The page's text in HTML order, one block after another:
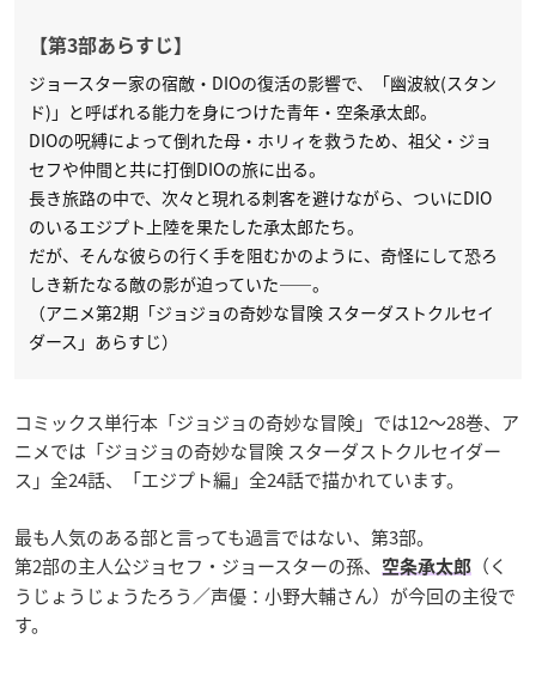
【第3部あらすじ】
ジョースター家の宿敵・DIOの復活の影響で、「幽波紋(スタン
ド)」と呼ばれる能力を身につけた青年・空条承太郎。
DIOの呪縛によって倒れた母・ホリィを救うため、祖父・ジョ
セフや仲間と共に打倒DIOの旅に出る。
長き旅路の中で、次々と現れる刺客を避けながら、ついにDIO
のいるエジプト上陸を果たした承太郎たち。
だが、そんな彼らの行く手を阻むかのように、奇怪にして恐ろ
しき新たなる敵の影が迫っていた——。
（アニメ第2期「ジョジョの奇妙な冒険 スターダストクルセイ
ダース」あらすじ）
コミックス単行本「ジョジョの奇妙な冒険」では12〜28巻、ア
ニメでは「ジョジョの奇妙な冒険 スターダストクルセイダー
ス」全24話、「エジプト編」全24話で描かれています。
最も人気のある部と言っても過言ではない、第3部。
第2部の主人公ジョセフ・ジョースターの孫、 空条承太郎
（く
うじょうじょうたろう／声優：小野大輔さん）が今回の主役で
す。